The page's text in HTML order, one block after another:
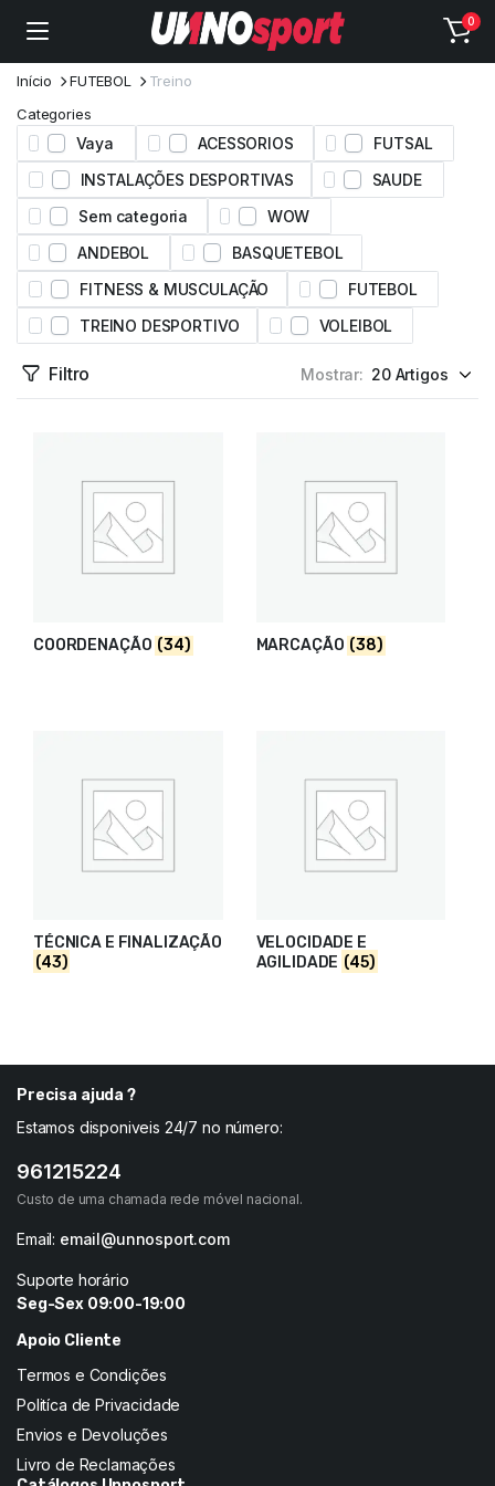
0
Início FUTEBOL
Treino
Categories
Vaya ACESSORIOS
FUTSAL
INSTALAÇÕES DESPORTIVAS
SAUDE
Sem categoria
WOW
ANDEBOL
BASQUETEBOL
FITNESS & MUSCULAÇÃO
FUTEBOL
TREINO DESPORTIVO
VOLEIBOL
Filtro Mostrar:
COORDENAÇÃO (34) MARCAÇÃO (38)
TÉCNICA E FINALIZAÇÃO
(43)
VELOCIDADE E
AGILIDADE (45)
Precisa ajuda ?
Estamos disponiveis 24/7 no número:
961215224
Custo de uma chamada rede móvel nacional.
Email: email@unnosport.com
Suporte horário
Seg-Sex 09:00-19:00
Apoio Cliente
Termos e Condições
Politíca de Privacidade
Envios e Devoluções
Livro de Reclamações